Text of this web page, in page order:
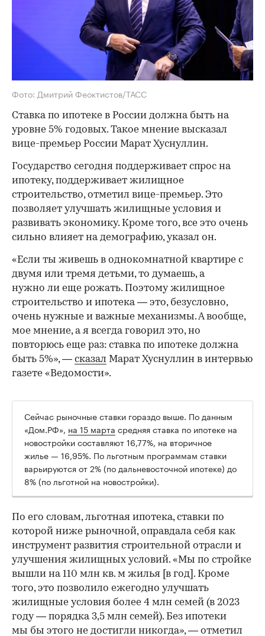
Фото: Дмитрий Феоктистов/ТАСС
Ставка по ипотеке в России должна быть на
уровне 5% годовых. Такое мнение высказал
вице-премьер России Марат Хуснуллин.
Государство сегодня поддерживает спрос на
ипотеку, поддерживает жилищное
строительство, отметил вице-премьер. Это
позволяет улучшать жилищные условия и
развивать экономику. Кроме того, все это очень
сильно влияет на демографию, указал он.
«Если ты живешь в однокомнатной квартире с
двумя или тремя детьми, то думаешь, а
нужно ли еще рожать. Поэтому жилищное
строительство и ипотека — это, безусловно,
очень нужные и важные механизмы. А вообще,
мое мнение, а я всегда говорил это, но
повторюсь еще раз: ставка по ипотеке должна
быть 5%», — сказал Марат Хуснуллин в интервью
газете «Ведомости».
Сейчас рыночные ставки гораздо выше. По данным
«Дом.РФ», на 15 марта средняя ставка по ипотеке на
новостройки составляют 16,77%, на вторичное
жилье — 16,95%. По льготным программам ставки
варьируются от 2% (по дальневосточной ипотеке) до
8% (по льготной на новостройки).
По его словам, льготная ипотека, ставки по
которой ниже рыночной, оправдала себя как
инструмент развития строительной отрасли и
улучшения жилищных условий. «Мы по стройке
вышли на 110 млн кв. м жилья [в год]. Кроме
того, это позволило ежегодно улучшать
жилищные условия более 4 млн семей (в 2023
году — порядка 3,5 млн семей). Без ипотеки
мы бы этого не достигли никогда», — отметил